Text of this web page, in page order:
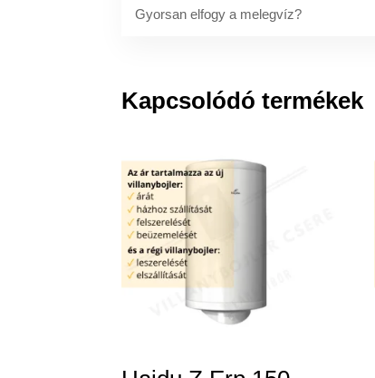
Gyorsan elfogy a melegvíz?
Kapcsolódó termékek